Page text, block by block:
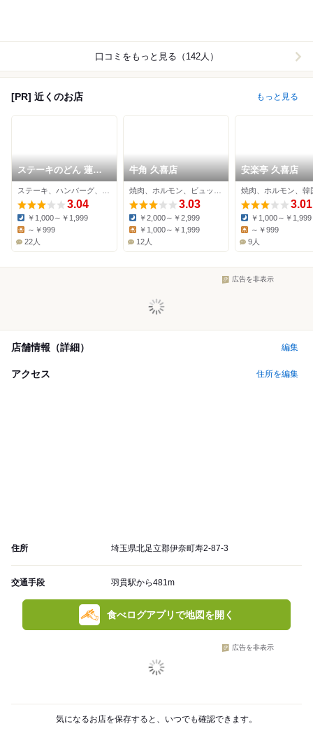
口コミをもっと見る（142人）
[PR] 近くのお店 もっと見る
ステーキのどん 蓮田
店
3.04
Dinner:
￥1,000～￥1,999
Lunch:
～￥999
22人
牛角 久喜店
3.03
Dinner:
￥2,000～￥2,999
Lunch:
￥1,000～￥1,999
12人
安楽亭 久喜店
焼肉、ホルモン、韓
3.01
Dinner:
￥1,000～￥1,999
Lunch:
～￥999
9人
広告を非表示
店舗情報（詳細） 編集
アクセス 住所を編集
住所 埼玉県北足立郡伊奈町寿2-87-3
交通手段 羽貫駅から481m
食べログアプリで地図を開く
広告を非表示
気になるお店を保存すると、いつでも確認できます。